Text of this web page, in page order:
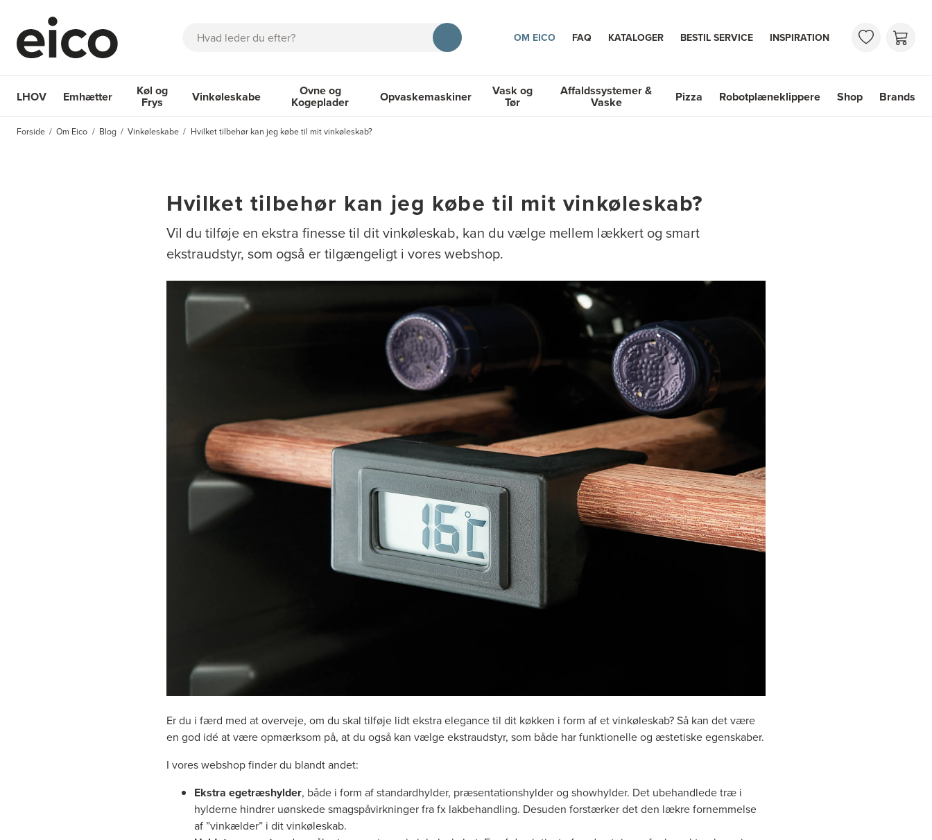
Søg OM EICO FAQ KATALOGER BESTIL SERVICE INSPIRATION
LHOV Emhætter
Emhætter
Køl og
Frys
Køl og Frys
Vinkøleskabe
Vinkøleskabe
Ovne og
Kogeplader
Ovne og Kogeplader
Opvaskemaskiner Vask og
Tør
Affaldssystemer &
Vaske Pizza Robotplæneklippere Shop Brands
Forside Om Eico Blog Vinkøleskabe Hvilket tilbehør kan jeg købe til mit vinkøleskab?
Hvilket tilbehør kan jeg købe til mit vinkøleskab?
Vil du tilføje en ekstra finesse til dit vinkøleskab, kan du vælge mellem lækkert og smart
ekstraudstyr, som også er tilgængeligt i vores webshop.
Er du i færd med at overveje, om du skal tilføje lidt ekstra elegance til dit køkken i form af et vinkøleskab? Så kan det være
en god idé at være opmærksom på, at du også kan vælge ekstraudstyr, som både har funktionelle og æstetiske egenskaber.
I vores webshop finder du blandt andet:
Ekstra egetræshylder, både i form af standardhylder, præsentationshylder og showhylder. Det ubehandlede træ i
hylderne hindrer uønskede smagspåvirkninger fra fx lakbehandling. Desuden forstærker det den lækre fornemmelse
af ”vinkælder” i dit vinkøleskab.